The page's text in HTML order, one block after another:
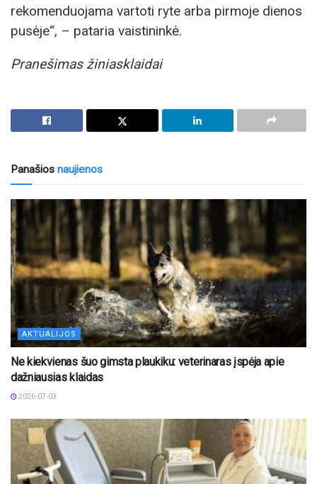
rekomenduojama vartoti ryte arba pirmoje dienos
pusėje“, – pataria vaistininkė.
Pranešimas žiniasklaidai
Panašios naujienos
AKTUALIJOS
Ne kiekvienas šuo gimsta plaukiku: veterinaras įspėja apie
dažniausias klaidas
2026-07-03